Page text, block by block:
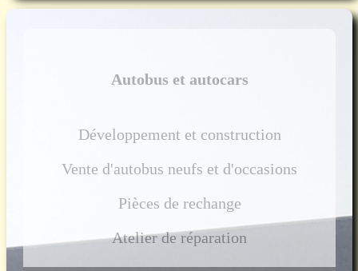
Autobus et autocars
Développement et construction
Vente d'autobus neufs et d'occasions
Pièces de rechange
Atelier de réparation